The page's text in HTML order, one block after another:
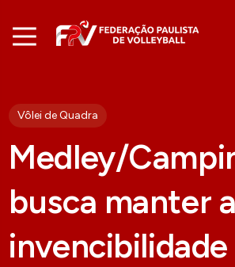
Vôlei de Quadra
Medley/
busca manter a
invencibilidade